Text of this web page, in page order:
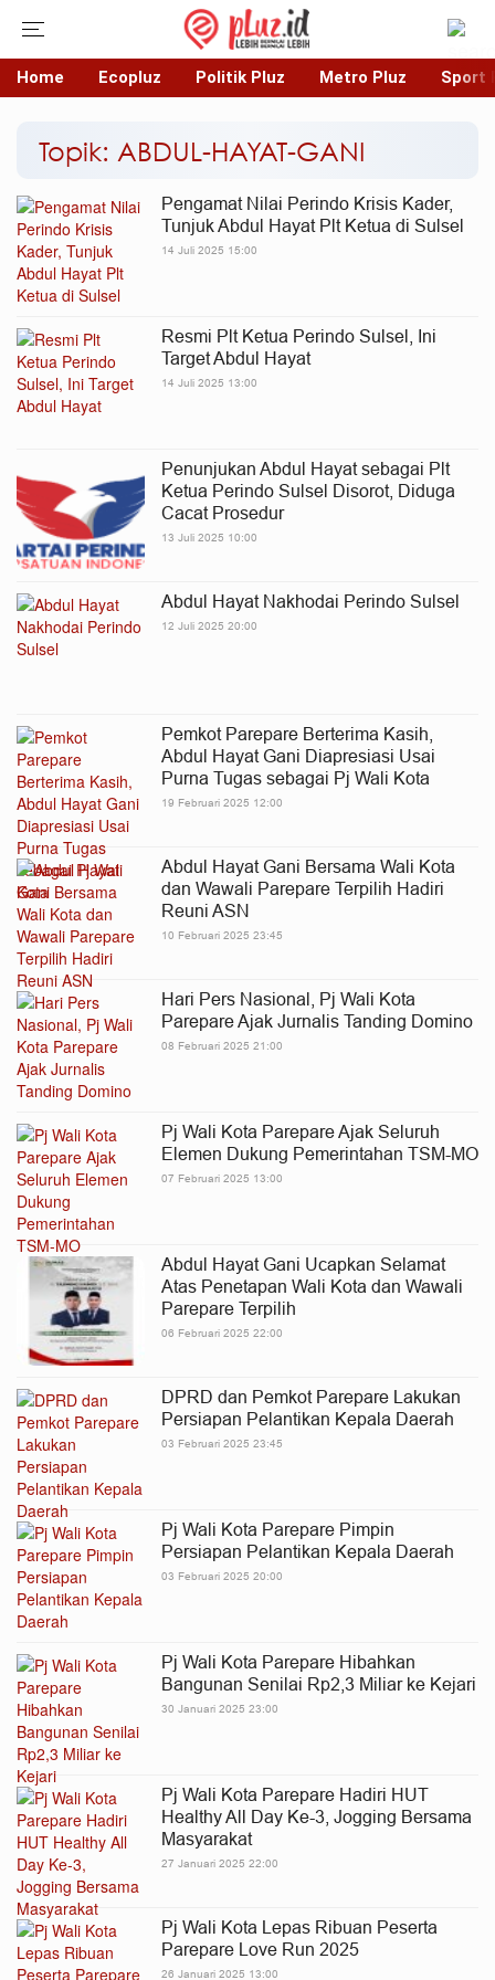
Home Ecopluz Politik Pluz Metro Pluz Sport
Topik: ABDUL-HAYAT-GANI
Pengamat Nilai Perindo Krisis Kader,
Tunjuk Abdul Hayat Plt Ketua di Sulsel
14 Juli 2025 15:00
Resmi Plt Ketua Perindo Sulsel, Ini
Target Abdul Hayat
14 Juli 2025 13:00
Penunjukan Abdul Hayat sebagai Plt
Ketua Perindo Sulsel Disorot, Diduga
Cacat Prosedur
13 Juli 2025 10:00
Abdul Hayat Nakhodai Perindo Sulsel
12 Juli 2025 20:00
Pemkot Parepare Berterima Kasih,
Abdul Hayat Gani Diapresiasi Usai
Purna Tugas sebagai Pj Wali Kota
19 Februari 2025 12:00
Abdul Hayat Gani Bersama Wali Kota
dan Wawali Parepare Terpilih Hadiri
Reuni ASN
10 Februari 2025 23:45
Hari Pers Nasional, Pj Wali Kota
Parepare Ajak Jurnalis Tanding Domino
08 Februari 2025 21:00
Pj Wali Kota Parepare Ajak Seluruh
Elemen Dukung Pemerintahan TSM-MO
07 Februari 2025 13:00
Abdul Hayat Gani Ucapkan Selamat
Atas Penetapan Wali Kota dan Wawali
Parepare Terpilih
06 Februari 2025 22:00
DPRD dan Pemkot Parepare Lakukan
Persiapan Pelantikan Kepala Daerah
03 Februari 2025 23:45
Pj Wali Kota Parepare Pimpin
Persiapan Pelantikan Kepala Daerah
03 Februari 2025 20:00
Pj Wali Kota Parepare Hibahkan
Bangunan Senilai Rp2,3 Miliar ke Kejari
30 Januari 2025 23:00
Pj Wali Kota Parepare Hadiri HUT
Healthy All Day Ke-3, Jogging Bersama
Masyarakat
27 Januari 2025 22:00
Pj Wali Kota Lepas Ribuan Peserta
Parepare Love Run 2025
26 Januari 2025 13:00